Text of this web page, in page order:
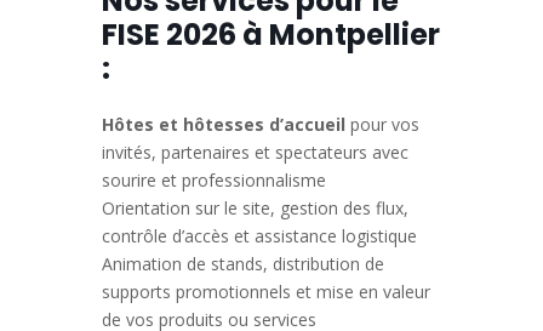
FISE 2026 à Montpellier
:
Hôtes et hôtesses d’accueil pour vos
invités, partenaires et spectateurs avec
sourire et professionnalisme
Orientation sur le site, gestion des flux,
contrôle d’accès et assistance logistique
Animation de stands, distribution de
supports promotionnels et mise en valeur
de vos produits ou services